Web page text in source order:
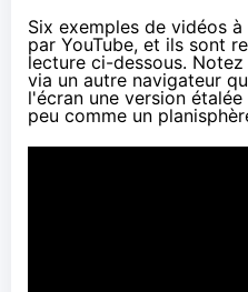
Six exemples de vidéos
par YouTube, et ils sont
lecture ci-dessous.
via un autre navigateur
l'écran une version
peu comme un